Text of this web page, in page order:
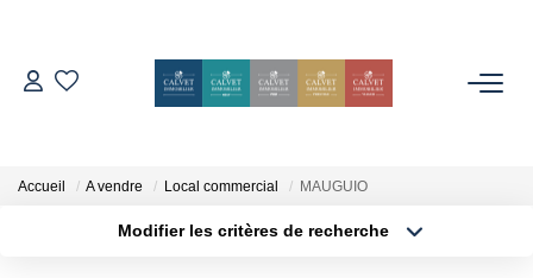
ESTIMER
Accueil A vendre Local commercial MAUGUIO
Modifier les critères de recherche